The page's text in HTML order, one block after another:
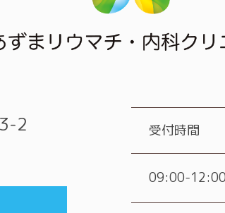
2
受付時間
09:00-12:00